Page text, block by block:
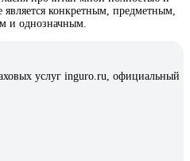
является конкретным, предметным,
и однозначным.
услуг inguro.ru, официальный